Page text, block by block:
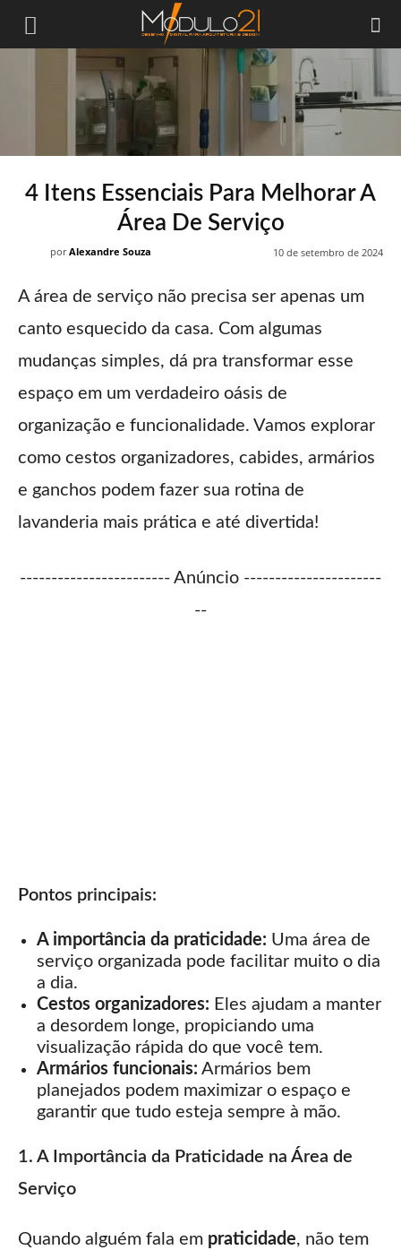
Módulo21
4 Itens Essenciais Para Melhorar A
Área De Serviço
10 de setembro de 2024
por Alexandre Souza
A área de serviço não precisa ser apenas um
canto esquecido da casa. Com algumas
mudanças simples, dá pra transformar esse
espaço em um verdadeiro oásis de
organização e funcionalidade. Vamos explorar
como cestos organizadores, cabides, armários
e ganchos podem fazer sua rotina de
lavanderia mais prática e até divertida!
------------------------ Anúncio ----------------------
--
Pontos principais:
A importância da praticidade: Uma área de
serviço organizada pode facilitar muito o dia
a dia.
Cestos organizadores: Eles ajudam a manter
a desordem longe, propiciando uma
visualização rápida do que você tem.
Armários funcionais: Armários bem
planejados podem maximizar o espaço e
garantir que tudo esteja sempre à mão.
1. A Importância da Praticidade na Área de
Serviço
Quando alguém fala em praticidade, não tem